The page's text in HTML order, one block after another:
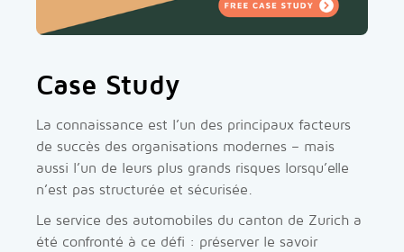
Case Study
La connaissance est l’un des principaux facteurs
de succès des organisations modernes – mais
aussi l’un de leurs plus grands risques lorsqu’elle
n’est pas structurée et sécurisée.
Le service des automobiles du canton de Zurich a
été confronté à ce défi : préserver le savoir